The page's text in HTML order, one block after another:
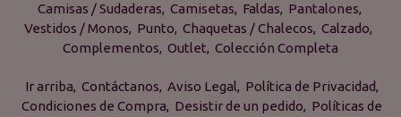
Camisas / Sudaderas Camisetas Faldas
Pantalones
Vestidos / Monos
Punto Chaquetas / Chalecos Calzado
Complementos Outlet Colección Completa
Ir arriba Contáctanos Aviso Legal
Política de Privacidad
Condiciones de Compra
Desistir de un pedido Políticas de